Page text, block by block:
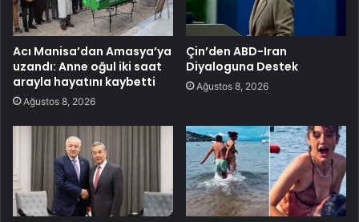
Acı Manisa’dan Amasya’ya
uzandı: Anne oğul iki saat
arayla hayatını kaybetti
Ağustos 8, 2026
Çin’den ABD-Iran
Diyaloguna Destek
Ağustos 8, 2026